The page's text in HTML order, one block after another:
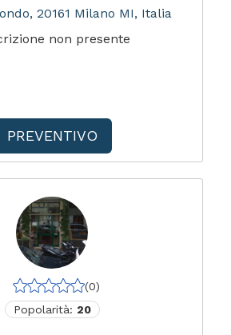
20161 Milano MI, Italia
non presente
PREVENTIVO
(0)
Popolarità: 20